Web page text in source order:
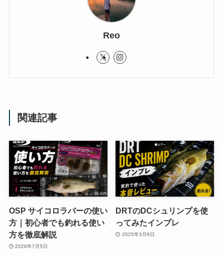
Reo
関連記事
OSP サイコロラバーの使い
方｜初心者でも釣れる使い
方を徹底解説
2026年7月5日
DRTのDCシュリンプを使
ってみたインプレ
2025年3月8日